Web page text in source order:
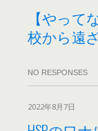
【やって
校から遠
NO RESPONSES
2022年8月7日